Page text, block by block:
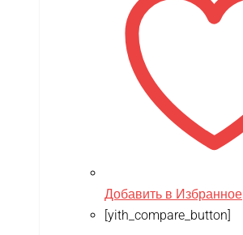
Добавить в Избранное
[yith_compare_button]